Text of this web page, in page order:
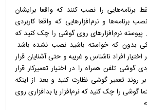
را نصب کنند که واقعا برایشان
برنامه‌ها و نرم‌افزارهایی که واقعا کاربردی
پیوسته نرم‌افزارهای روی گوشی را چک کنید که
بدون که خواسته باشید نصب نشده باشد.
افراد ناشناس و غریبه و حتی آشنایان قرار
گوشی تلفن همراه را در اختیار تعمیرکار قرار
تعمیر گوشی نظارت کنید و بعد از اینکه
را چک کنید که نرم‌افزار یا بدافزاری روی